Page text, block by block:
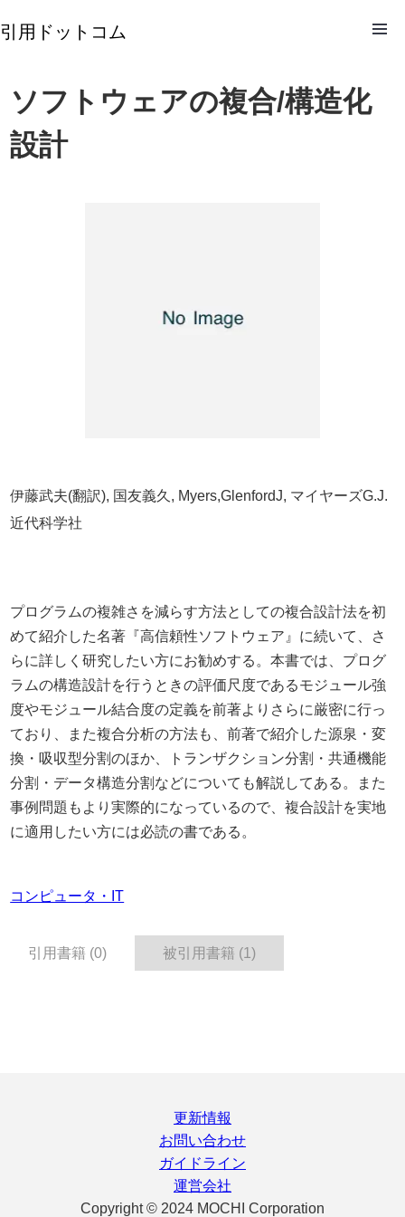
引用ドットコム
ソフトウェアの複合/構造化
設計
伊藤武夫(翻訳), 国友義久, Myers,GlenfordJ, マイヤーズG.J.
近代科学社
プログラムの複雑さを減らす方法としての複合設計法を初
めて紹介した名著『高信頼性ソフトウェア』に続いて、さ
らに詳しく研究したい方にお勧めする。本書では、プログ
ラムの構造設計を行うときの評価尺度であるモジュール強
度やモジュール結合度の定義を前著よりさらに厳密に行っ
ており、また複合分析の方法も、前著で紹介した源泉・変
換・吸収型分割のほか、トランザクション分割・共通機能
分割・データ構造分割などについても解説してある。また
事例問題もより実際的になっているので、複合設計を実地
に適用したい方には必読の書である。
コンピュータ・IT
引用書籍 (0) 被引用書籍 (1)
更新情報
お問い合わせ
ガイドライン
運営会社
Copyright © 2024 MOCHI Corporation